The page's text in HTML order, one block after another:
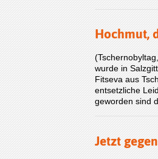
Hochmut,
wurde in
Fitseva aus
entsetzliche
geworden sind
Jetzt